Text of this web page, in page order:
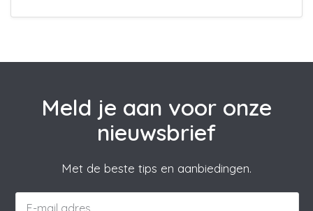
Meld je aan voor onze
nieuwsbrief
Met de beste tips en aanbiedingen.